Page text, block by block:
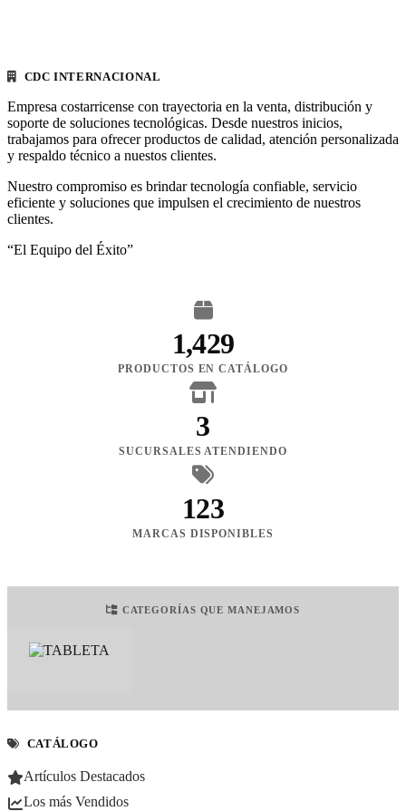
CDC INTERNACIONAL
Empresa costarricense con trayectoria en la venta, distribución y
soporte de soluciones tecnológicas. Desde nuestros inicios,
trabajamos para ofrecer productos de calidad, atención personalizada
y respaldo técnico a nuestos clientes.
Nuestro compromiso es brindar tecnología confiable, servicio
eficiente y soluciones que impulsen el crecimiento de nuestros
clientes.
“El Equipo del Éxito”
1,429
PRODUCTOS EN CATÁLOGO
3
SUCURSALES ATENDIENDO
123
MARCAS DISPONIBLES
CATEGORÍAS QUE MANEJAMOS
CATÁLOGO
Artículos Destacados
Los más Vendidos